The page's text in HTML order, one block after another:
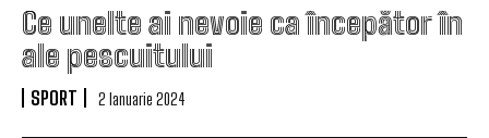
Ce unelte ai nevoie ca începător în
ale pescuitului
SPORT 2 Ianuarie 2024